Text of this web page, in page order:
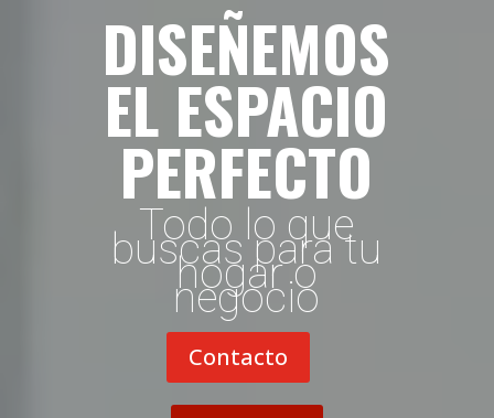
DISEÑEMOS
EL ESPACIO
PERFECTO
Todo lo que
buscas para tu
hogar o
negocio
Contacto